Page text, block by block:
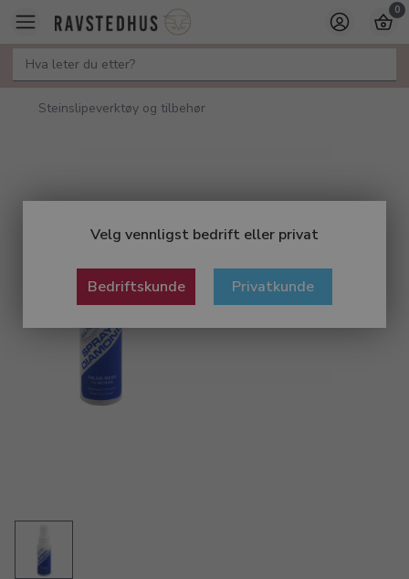
Velg vennligst bedrift eller privat
Bedriftskunde Privatkunde
0
Steinslipeverktøy og tilbehør